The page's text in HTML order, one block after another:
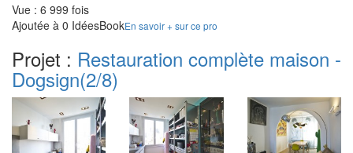
Vue : 6 999 fois
Ajoutée à 0 IdéesBookEn savoir + sur ce pro
Projet : Restauration complète maison -
Dogsign(2/8)